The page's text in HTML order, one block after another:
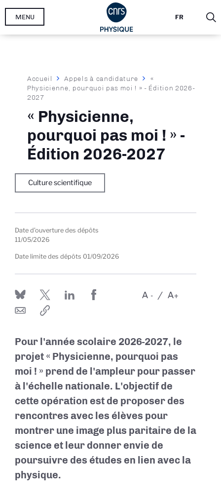
Aller
FR
MENU
Fil
d'Ariane
Accueil Appels à candidature
«
Physicienne, pourquoi pas moi ! » - Édition 2026-
2027
« Physicienne,
pourquoi pas moi ! » -
Édition 2026-2027
Culture scientifique
Date d’ouverture des dépôts
11/05/2026
Date limite des dépôts 01/09/2026
-
A +
A
Pour l'année scolaire 2026-2027, le
projet « Physicienne, pourquoi pas
moi ! » prend de l'ampleur pour passer
à l'échelle nationale. L'objectif de
cette opération est de proposer des
rencontres avec les élèves pour
montrer une image plus paritaire de la
science et leur donner envie de
poursuivre des études en lien avec la
physique.